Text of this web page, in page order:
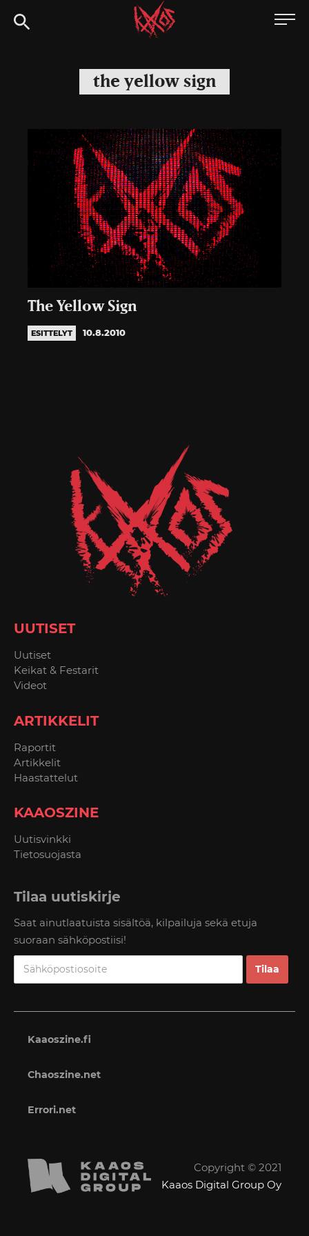
Siirry
suoraan
Kaaoszine
the yellow sign
The Yellow Sign
ESITTELYT 10.8.2010
UUTISET
Uutiset
Keikat & Festarit
Videot
ARTIKKELIT
Raportit
Artikkelit
Haastattelut
KAAOSZINE
Uutisvinkki
Tietosuojasta
Tilaa uutiskirje
Saat ainutlaatuista sisältöä, kilpailuja sekä etuja
suoraan sähköpostiisi!
Kaaoszine.fi
Chaoszine.net
Errori.net
Copyright © 2021
Kaaos Digital Group Oy